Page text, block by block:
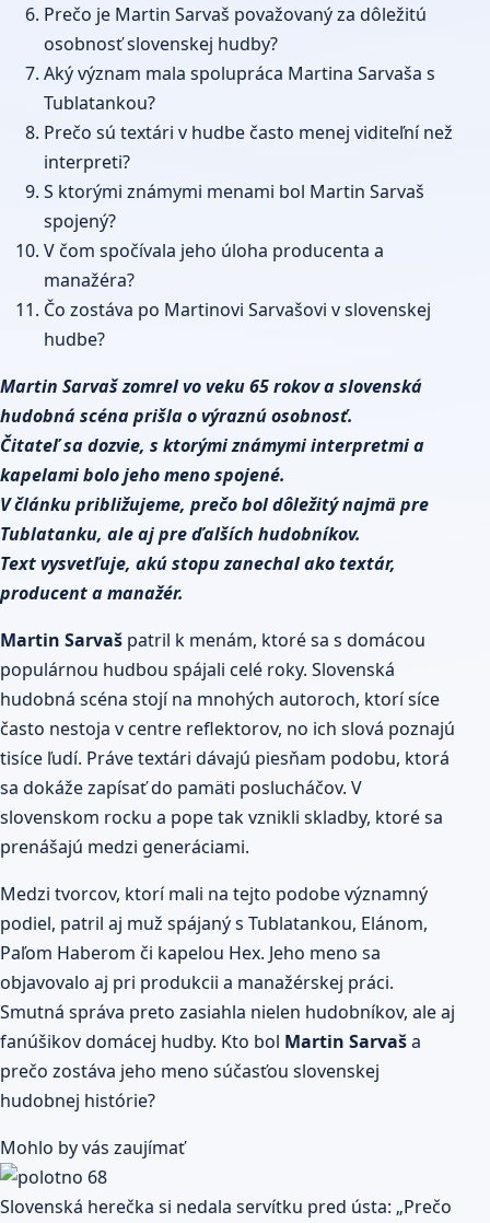
Prečo je Martin Sarvaš považovaný za dôležitú
osobnosť slovenskej hudby?
Aký význam mala spolupráca Martina Sarvaša s
Tublatankou?
Prečo sú textári v hudbe často menej viditeľní než
interpreti?
S ktorými známymi menami bol Martin Sarvaš
spojený?
V čom spočívala jeho úloha producenta a
manažéra?
Čo zostáva po Martinovi Sarvašovi v slovenskej
hudbe?
Martin Sarvaš zomrel vo veku 65 rokov a slovenská
hudobná scéna prišla o výraznú osobnosť.
Čitateľ sa dozvie, s ktorými známymi interpretmi a
kapelami bolo jeho meno spojené.
V článku približujeme, prečo bol dôležitý najmä pre
Tublatanku, ale aj pre ďalších hudobníkov.
Text vysvetľuje, akú stopu zanechal ako textár,
producent a manažér.
Martin Sarvaš patril k menám, ktoré sa s domácou
populárnou hudbou spájali celé roky. Slovenská
hudobná scéna stojí na mnohých autoroch, ktorí síce
často nestoja v centre reflektorov, no ich slová poznajú
tisíce ľudí. Práve textári dávajú piesňam podobu, ktorá
sa dokáže zapísať do pamäti poslucháčov. V
slovenskom rocku a pope tak vznikli skladby, ktoré sa
prenášajú medzi generáciami.
Medzi tvorcov, ktorí mali na tejto podobe významný
podiel, patril aj muž spájaný s Tublatankou, Elánom,
Paľom Haberom či kapelou Hex. Jeho meno sa
objavovalo aj pri produkcii a manažérskej práci.
Smutná správa preto zasiahla nielen hudobníkov, ale aj
fanúšikov domácej hudby. Kto bol Martin Sarvaša
prečo zostáva jeho meno súčasťou slovenskej
hudobnej histórie?
Mohlo by vás zaujímať
Slovenská herečka si nedala servítku pred ústa: „Prečo